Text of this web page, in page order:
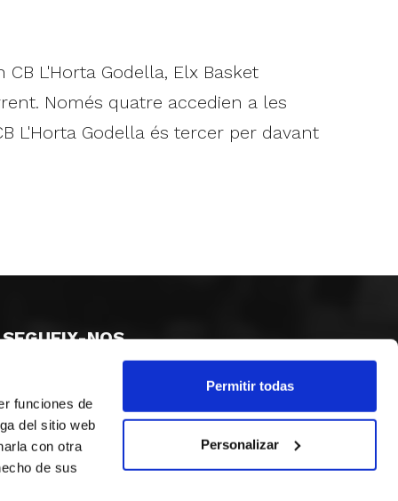
funciones de
del sitio web
con otra
de sus
Permitir todas
Personalizar
L'Horta Godella, Elx Basket
Només quatre accedien a les
L'Horta Godella és tercer per davant
SEGUEIX-NOS